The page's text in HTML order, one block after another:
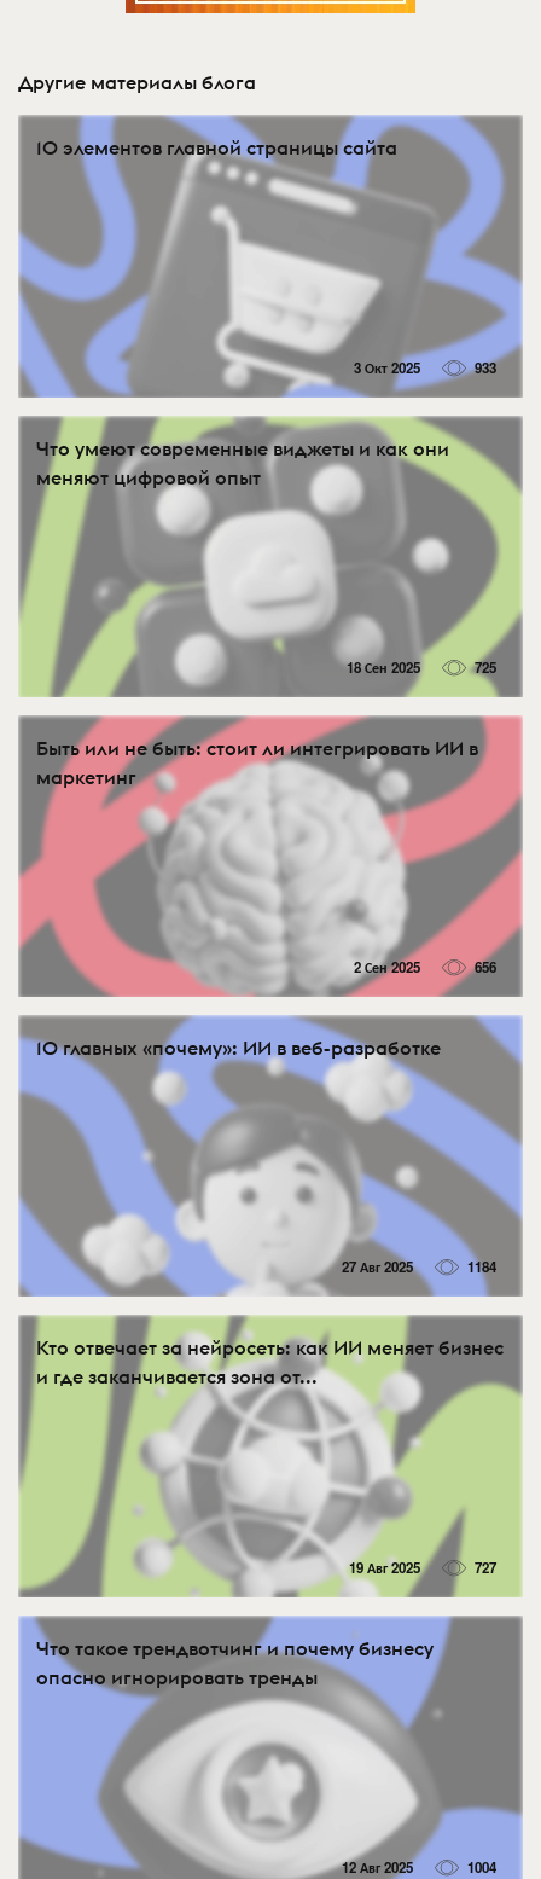
Другие материалы блога
10 элементов главной страницы сайта
3 Окт 2025 933
Что умеют современные виджеты и как они
меняют цифровой опыт
18 Сен 2025 725
Быть или не быть: стоит ли интегрировать ИИ в
маркетинг
2 Сен 2025 656
10 главных «почему»: ИИ в веб-разработке
27 Авг 2025 1184
Кто отвечает за нейросеть: как ИИ меняет бизнес
и где заканчивается зона от...
19 Авг 2025 727
Что такое трендвотчинг и почему бизнесу
опасно игнорировать тренды
12 Авг 2025 1004